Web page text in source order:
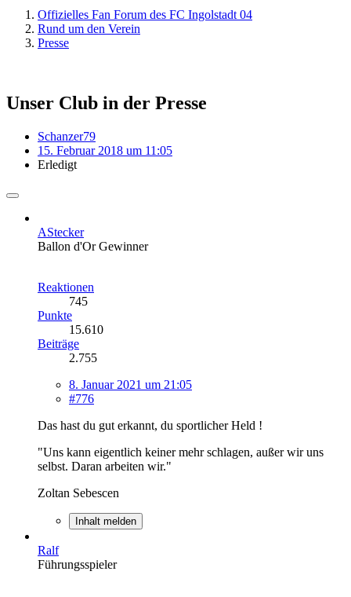
Offizielles Fan Forum des FC Ingolstadt 04
Rund um den Verein
Presse
Unser Club in der Presse
Schanzer79
15. Februar 2018 um 11:05
Erledigt
AStecker
Ballon d'Or Gewinner
Reaktionen
745
Punkte
15.610
Beiträge
2.755
8. Januar 2021 um 21:05
#776
Das hast du gut erkannt, du sportlicher Held !
"Uns kann eigentlich keiner mehr schlagen, außer wir uns
selbst. Daran arbeiten wir."
Zoltan Sebescen
Inhalt melden
Ralf
Führungsspieler